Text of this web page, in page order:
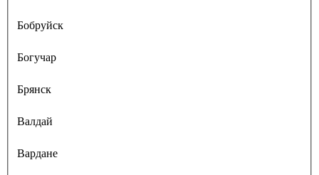
Бобруйск
Богучар
Брянск
Валдай
Вардане